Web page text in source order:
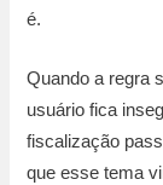
é.
Quando a regra
usuário fica
fiscalização
que esse tema